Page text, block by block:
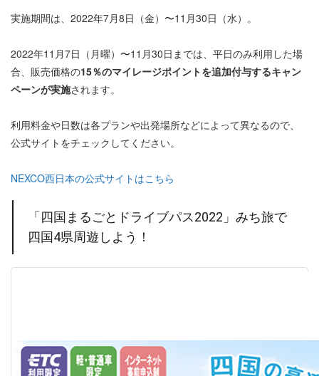
実施期間は、2022年7月8日（金）〜11月30日（水）。
2022年11月7日（月曜）〜11月30日までは、平日のみ利用した場
合、販売価格の15％のマイレージポイントを追加付与するキャン
ペーンが実施されます。
利用料金や日数は各プランや出発場所などによって異なるので、
公式サイトをチェックしてください。
NEXCO西日本の公式サイトはこちら
「四国まるごとドライブパス2022」みち旅で
四国4県周遊しよう！